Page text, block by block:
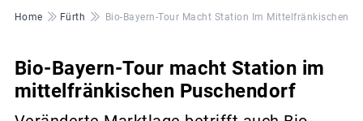
Pfadnavigation
Home Fürth Bio-Bayern-Tour Macht Station Im Mittelfränkischen
Bio-Bayern-Tour macht Station im
mittelfränkischen Puschendorf